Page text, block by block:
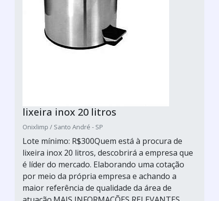
Para ter acesso aos serviços, basta clicar na
opção
, ou fazer diretamente pelo
chat. Cote agora!
lixeira inox 20 litros
Onixlimp / Santo André - SP
Lote mínimo: R$300Quem está à procura de
lixeira inox 20 litros, descobrirá a empresa que
é líder do mercado. Elaborando uma cotação
por meio da própria empresa e achando a
maior referência de qualidade da área de